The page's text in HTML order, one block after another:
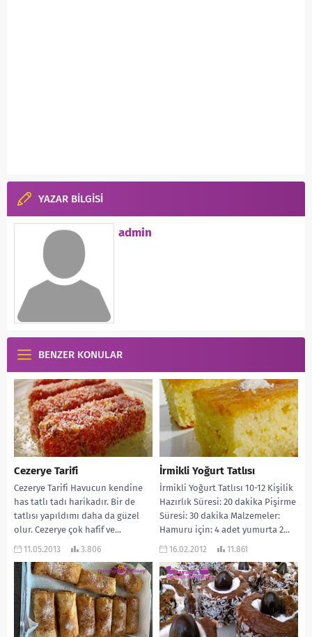
YAZAR BİLGİSİ
admin
BENZER KONULAR
Cezerye Tarifi
Cezerye Tarifi Havucun kendine
has tatlı tadı harikadır. Bir de
tatlısı yapıldımı daha da güzel
olur. Cezerye çok hafif ve...
11.05.2013 3.806
İrmikli Yoğurt Tatlısı
İrmikli Yoğurt Tatlısı 10-12 Kişilik
Hazırlık Süresi: 20 dakika Pişirme
Süresi: 30 dakika Malzemeler:
Hamuru için: 4 adet yumurta 2...
16.02.2012 11.861